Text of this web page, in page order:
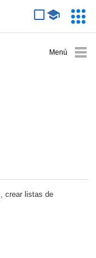
crear listas de